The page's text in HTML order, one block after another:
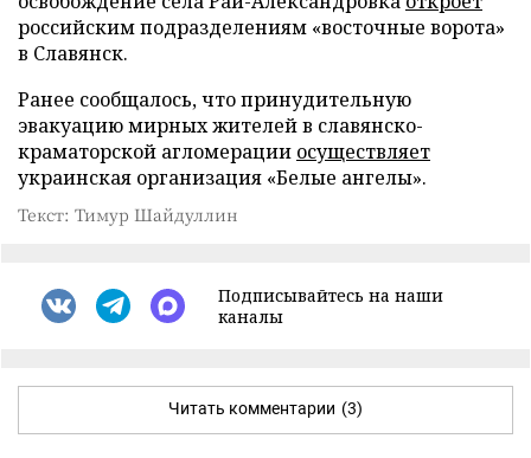
российским подразделениям «восточные ворота»
в Славянск.
Ранее сообщалось, что принудительную
эвакуацию мирных жителей в славянско-
краматорской агломерации осуществляет
украинская организация «Белые ангелы».
Текст: Тимур Шайдуллин
Подписывайтесь на наши
каналы
Читать комментарии (3)